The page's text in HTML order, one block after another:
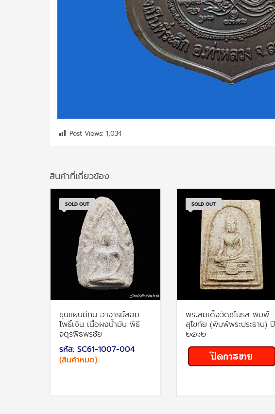
Post Views: 1,034
สินค้าที่เกี่ยวข้อง
SOLD OUT
ขุนแผนมีกิน อาจารย์ลอย
โพธิ์เงิน เนื้อผงน้ำมัน พิธี
จตุรพิธพรชัย
รหัส: SC61-1007-004
(สินค้าหมด)
SOLD OUT
พระสมเด็จวัดชิโนรส พิมพ์
สุโขทัย (พิมพ์พระประธาน) ปี
๒๕๑๒